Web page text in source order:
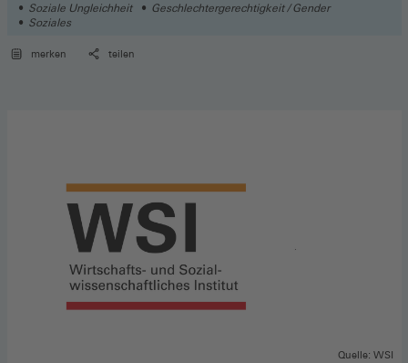
Soziale Ungleichheit
Geschlechtergerechtigkeit / Gender
Soziales
merken teilen
Quelle: WSI